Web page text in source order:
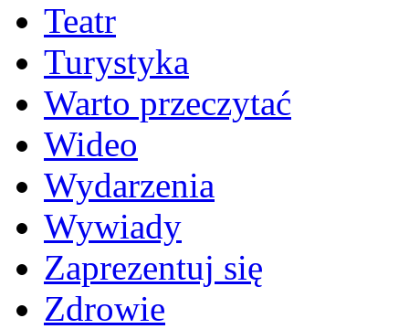
Teatr
Turystyka
Warto przeczytać
Wideo
Wydarzenia
Wywiady
Zaprezentuj się
Zdrowie